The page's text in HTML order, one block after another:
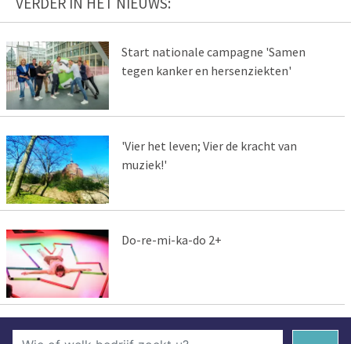
Start nationale campagne 'Samen
tegen kanker en hersenziekten'
'Vier het leven; Vier de kracht van
muziek!'
Do-re-mi-ka-do 2+